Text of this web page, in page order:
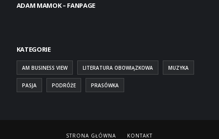
ADAM MAMOK – FANPAGE
KATEGORIE
AM BUSINESS VIEW LITERATURA OBOWIĄZKOWA MUZYKA
PASJA PODRÓŻE PRASÓWKA
STRONA GŁÓWNA KONTAKT